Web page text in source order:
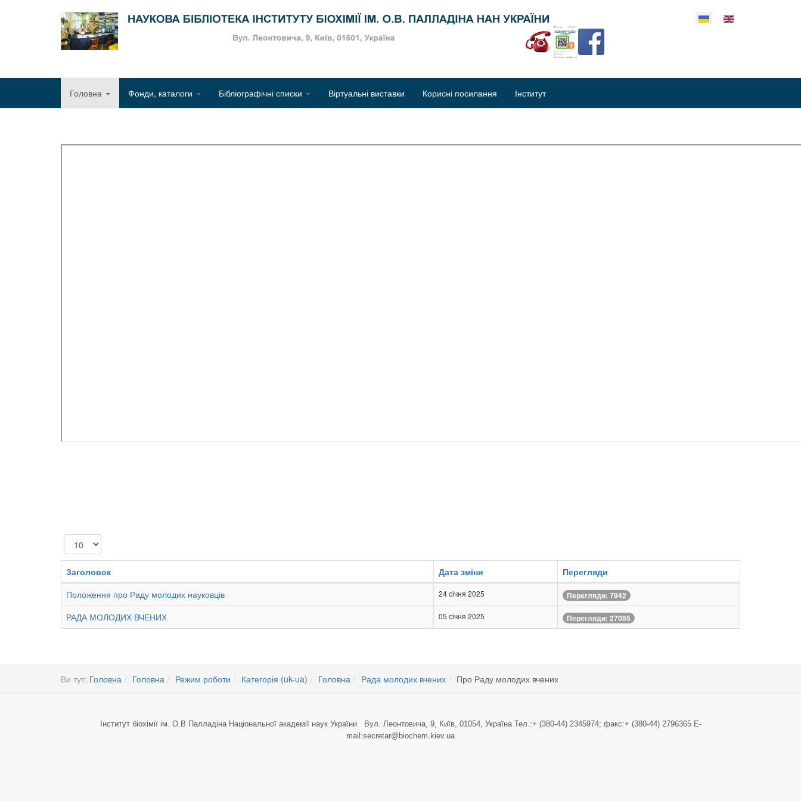
Оберіть свою мову
Головна Фонди, каталоги Бібліографічні списки Віртуальні виставки Корисні посилання Інститут
Показувати
Заголовок Дата зміни
Перегляди
Положення про Раду молодих науковців
24 січня 2025 Перегляди: 7942
РАДА МОЛОДИХ ВЧЕНИХ 05 січня 2025 Перегляди: 27085
Ви тут: Головна Головна Режим роботи Категорія (uk-ua) Головна Рада молодих вчених Про Раду молодих вчених
Інститут біохімії ім. О.В Палладіна Національної академії наук України Вул. Леонтовича, 9, Київ, 01054, Україна Тел.:+ (380-44) 2345974; факс:+ (380-44) 2796365 E-
mail:secretar@biochem.kiev.ua